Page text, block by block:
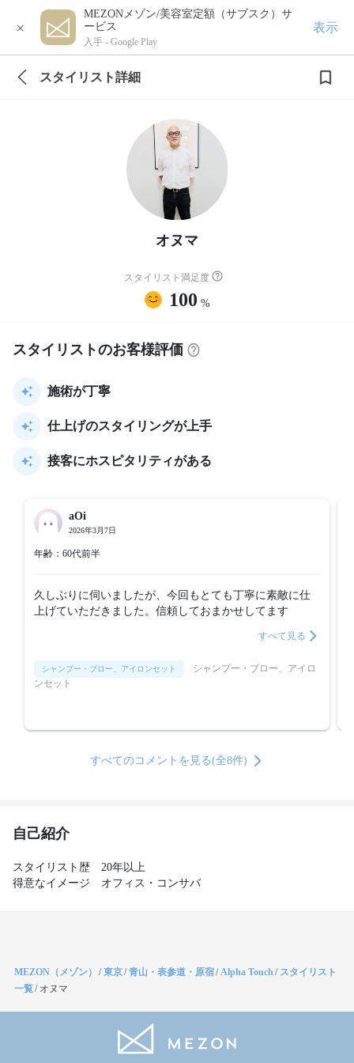
×
MEZONメゾン/美容室定額（サブスク）サ
ービス
入手 - Google Play
表示
スタイリスト詳細
オヌマ
スタイリスト満足度
100 %
スタイリストのお客様評価
施術が丁寧
仕上げのスタイリングが上手
接客にホスピタリティがある
aOi
2026年3月7日
年齢：60代前半
久しぶりに伺いましたが、今回もとても丁寧に素敵に仕
上げていただきました。信頼しておまかせしてます
すべて見る
シャンプー・ブロー、アイロンセット
ンセット
すべてのコメントを見る(全8件)
自己紹介
スタイリスト歴　20年以上
得意なイメージ　オフィス・コンサバ
MEZON（メゾン） /東京/青山・表参道・原宿/Alpha Touch/ スタイリスト
一覧/ オヌマ